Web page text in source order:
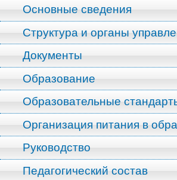
Основные сведения
Структура и органы
Документы
Образование
Образовательные
Организация питания в
Руководство
Педагогический состав